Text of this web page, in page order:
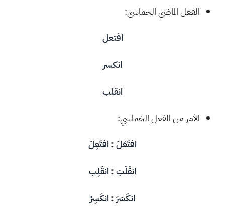
الفعل الماضي الخماسي:
افتعل
انكسر
انقلب
الأمر من الفعل الخماسي:
افتَعَلَ : افتَعِلْ
انقَلَبَ : انقَلِب
انكَسَرَ : انكَسِرْ